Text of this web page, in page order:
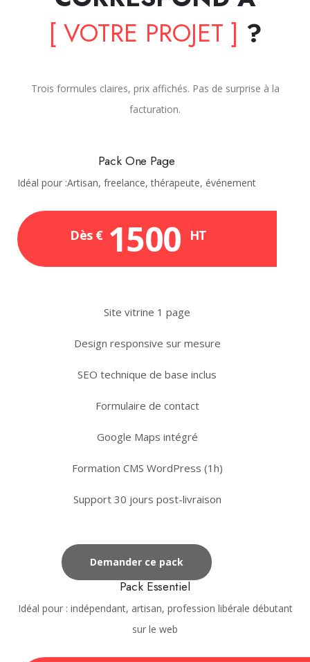
[ VOTRE PROJET ] ?
Trois formules claires, prix affichés. Pas de surprise à la
facturation.
Pack One Page
Idéal pour :Artisan, freelance, thérapeute, événement
Dès € 1500 HT
Site vitrine 1 page
Design responsive sur mesure
SEO technique de base inclus
Formulaire de contact
Google Maps intégré
Formation CMS WordPress (1h)
Support 30 jours post-livraison
Demander ce pack
Pack Essentiel
Idéal pour : indépendant, artisan, profession libérale débutant
sur le web